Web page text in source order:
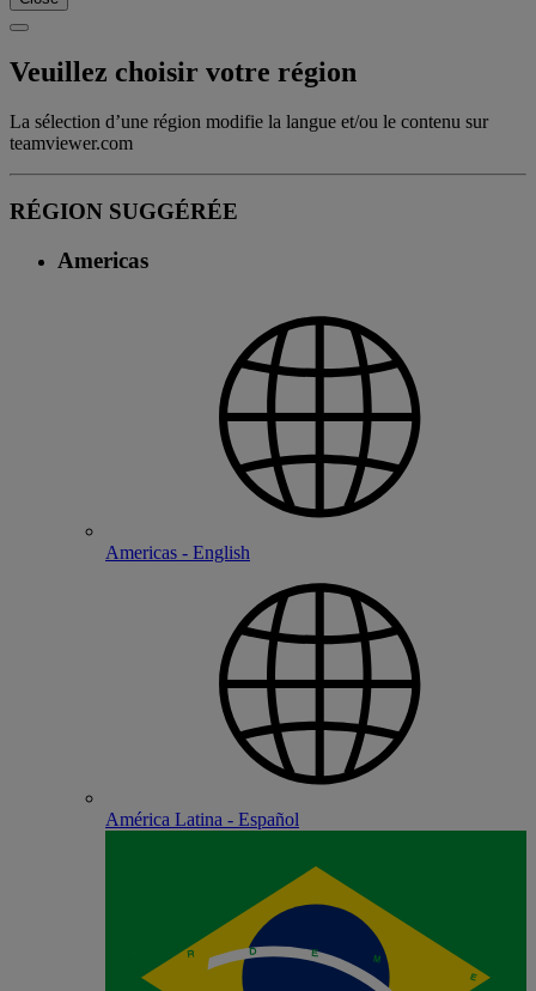
Veuillez choisir votre région
La sélection d’une région modifie la langue et/ou le contenu sur
teamviewer.com
RÉGION SUGGÉRÉE
Americas
Americas - English
América Latina - Español